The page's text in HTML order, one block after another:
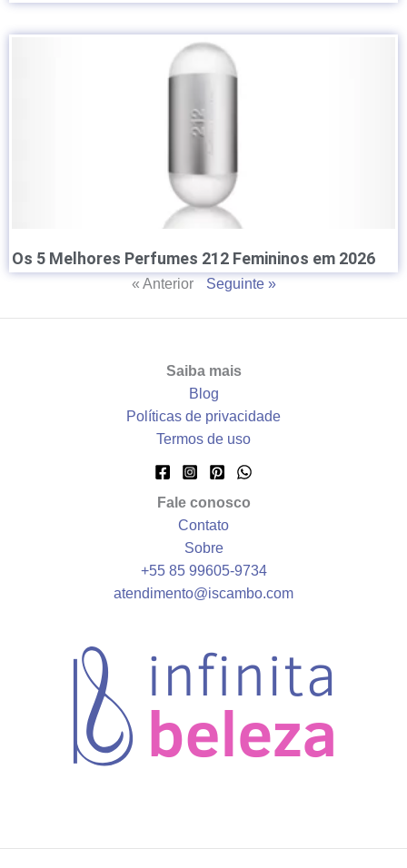
Os 5 Melhores Perfumes 212 Femininos em 2026
« Anterior Seguinte »
Saiba mais
Blog
Políticas de privacidade
Termos de uso
Fale conosco
Contato
Sobre
+55 85 99605‑9734
atendimento@iscambo.com